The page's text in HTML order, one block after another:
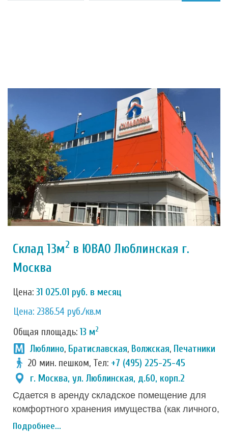
Склад 13м2 в ЮВАО Люблинская г.
Москва
Цена: 31 025.01 руб. в месяц
Цена: 2386.54 руб./кв.м
Общая площадь: 13 м2
Люблино, Братиславская, Волжская, Печатники
20 мин. пешком, Тел: +7 (495) 225-25-45
г. Москва, ул. Люблинская, д.60, корп.2
Сдается в аренду складское помещение для
комфортного хранения имущества (как личного,
так и корпоративного) с соблюдением всех
Подробнее...